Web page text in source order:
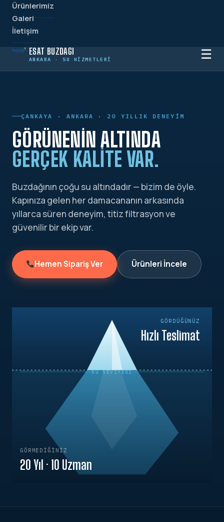
ESAT BUZDAĞI
ANKARA · SU HIZMETLERI
Ürünlerimiz
Galeri
İletişim
☰
ÇANKAYA · ANKARA · 20 YILLIK DENEYIM
GÖRÜNENIN ALTINDA
GERÇEK KALITE VAR.
Buzdağının çoğu su altındadır — bizim de öyle.
Kapınıza gelen her damacananın arkasında
yıllarca süren deneyim, titiz filtrasyon ve
güvenilir bir ekip var.
Hemen Sipariş Ver Ürünleri İncele
GÖRDÜĞÜNÜZ
Hızlı Teslimat
SU SEVIYESI
GÖRMEDIĞINIZ
20 Yıl · 10 Uzman